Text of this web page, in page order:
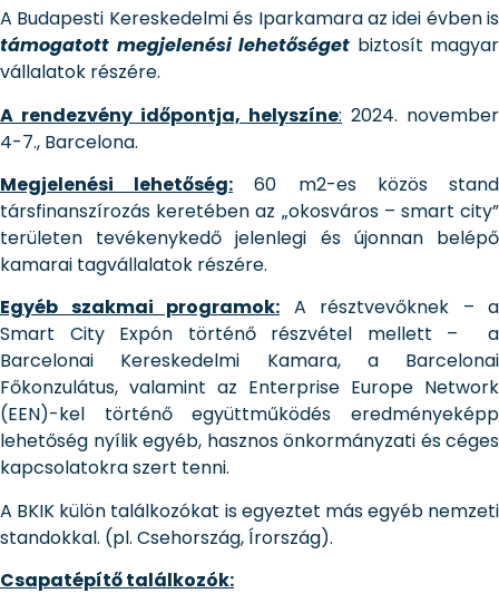
A Budapesti Kereskedelmi és Iparkamara az idei évben is
támogatott megjelenési lehetőséget biztosít magyar
vállalatok részére.
A rendezvény időpontja, helyszíne: 2024. november
4-7., Barcelona.
Megjelenési lehetőség: 60 m2-es közös stand
társfinanszírozás keretében az „okosváros – smart city”
területen tevékenykedő jelenlegi és újonnan belépő
kamarai tagvállalatok részére.
Egyéb szakmai programok: A résztvevőknek – a
Smart City Expón történő részvétel mellett – a
Barcelonai Kereskedelmi Kamara, a Barcelonai
Főkonzulátus, valamint az Enterprise Europe Network
(EEN)-kel történő együttműködés eredményeképp
lehetőség nyílik egyéb, hasznos önkormányzati és céges
kapcsolatokra szert tenni.
A BKIK külön találkozókat is egyeztet más egyéb nemzeti
standokkal. (pl. Csehország, Írország).
Csapatépítő találkozók: